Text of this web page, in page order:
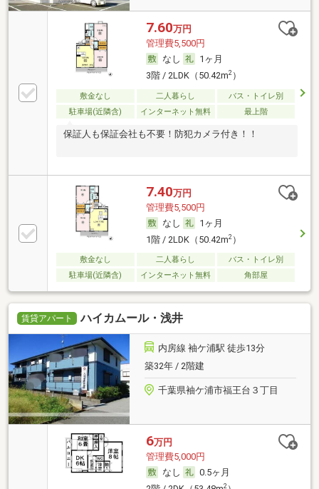
7.60万円
管理費5,500円
なし
1ヶ月
3階 / 2LDK（50.42m2）
敷金なし 二人暮らし
バス・トイレ別
駐車場(近隣含)
インターネット無料 最上階
保証人も保証会社も不要！防犯カメラ付き！！
7.40万円
管理費5,500円
なし
1ヶ月
1階 / 2LDK（50.42m2）
敷金なし 二人暮らし
バス・トイレ別
駐車場(近隣含)
インターネット無料 角部屋
賃貸アパート ハイカムール・浅井
内房線 袖ケ浦駅 徒歩13分
築32年 / 2階建
千葉県袖ケ浦市福王台３丁目
6万円
管理費5,000円
なし
0.5ヶ月
2